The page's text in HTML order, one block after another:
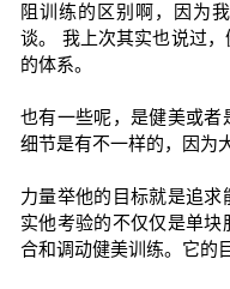
阻训练的区别啊，因为
谈。 我上次其实也说过
的体系。
也有一些呢，是健美或者
细节是有不一样的，因为
力量举他的目标就是追
实他考验的不仅仅是单
合和调动健美训练。它的